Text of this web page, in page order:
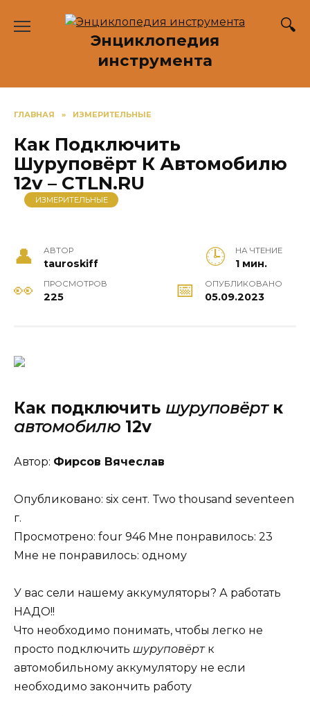
Энциклопедия
инструмента
ГЛАВНАЯ » ИЗМЕРИТЕЛЬНЫЕ
Как Подключить
Шуруповёрт К Автомобилю
12v – CTLN.RU
ИЗМЕРИТЕЛЬНЫЕ
АВТОР
tauroskiff
НА ЧТЕНИЕ
1 мин.
ПРОСМОТРОВ
225
ОПУБЛИКОВАНО
05.09.2023
Как подключить шуруповёртк
автомобилю 12v
Автор: Фирсов Вячеслав
Опубликовано: six сент. Two thousand seventeen
г.
Просмотрено: four 946 Мне понравилось: 23
Мне не понравилось: одному
У вас сели нашему аккумуляторы? А работать
НАДО!!
Что необходимо понимать, чтобы легко не
просто подключить шуруповёртк
автомобильному аккумулятору не если
необходимо закончить работу